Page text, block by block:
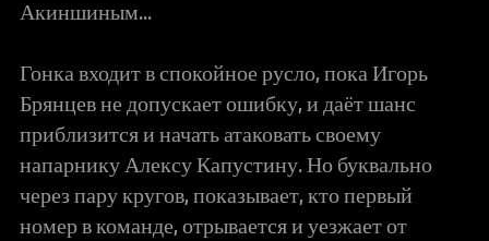
Акиншиным...
Гонка входит в спокойное русло, пока Игорь
Брянцев не допускает ошибку, и даёт шанс
приблизится и начать атаковать своему
напарнику Алексу Капустину. Но буквально
через пару кругов, показывает, кто первый
номер в команде, отрывается и уезжает от